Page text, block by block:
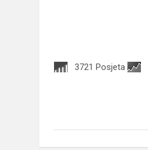
3721 Posjeta